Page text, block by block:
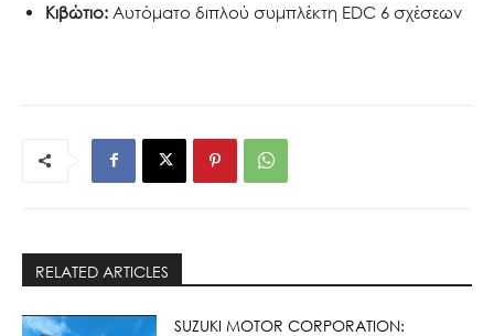
Κιβώτιο: Αυτόματο διπλού συμπλέκτη EDC 6 σχέσεων
RELATED ARTICLES
SUZUKI MOTOR CORPORATION: